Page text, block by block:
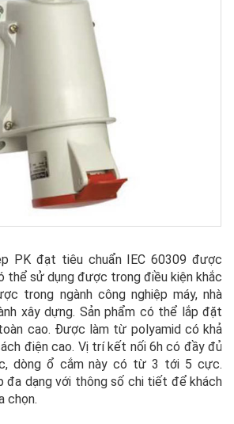
PK đạt tiêu chuẩn IEC 60309 được
thể sử dụng được trong điều kiện khắc
trong ngành công nghiệp máy, nhà
xây dựng. Sản phẩm có thể lắp đặt
cao. Được làm từ polyamid có khả
điện cao. Vị trí kết nối 6h có đầy đủ
dòng ổ cắm này có từ 3 tới 5 cực.
đa dạng với thông số chi tiết để khách
chọn.